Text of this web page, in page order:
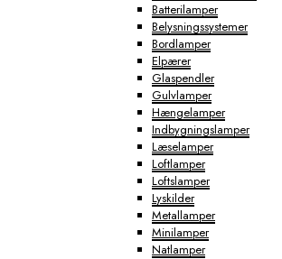
Batterilamper
Belysningssystemer
Bordlamper
Elpærer
Glaspendler
Gulvlamper
Hængelamper
Indbygningslamper
Læselamper
Loftlamper
Loftslamper
Lyskilder
Metallamper
Minilamper
Natlamper